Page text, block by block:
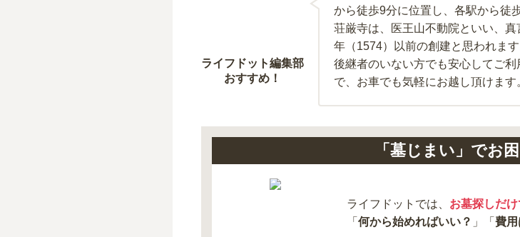
ライフドット編集部
おすすめ！
から徒歩9分に位置し、各駅から徒
荘厳寺は、医王山不動院といい、
年（1574）以前の創建と思われま
後継者のいない方でも安心してご
で、お車でも気軽にお越し頂けます
「墓じまい」でお
ライフドットでは、 お墓探しだ
「 何から始めればいい？ 」「 費用